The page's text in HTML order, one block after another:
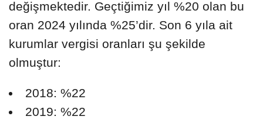
değişmektedir. Geçtiğimiz yıl %20 olan bu
oran 2024 yılında %25’dir. Son 6 yıla ait
kurumlar vergisi oranları şu şekilde
olmuştur:
2018: %22
2019: %22